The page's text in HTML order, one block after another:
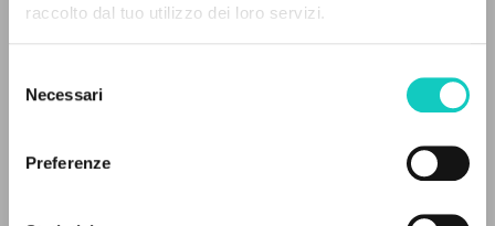
raccolto dal tuo utilizzo dei loro servizi.
delNecessari
Preferenze
ULTIMO AGGIORNAMENTO
26/03/2018
RISULTATI SUCCESSIVI